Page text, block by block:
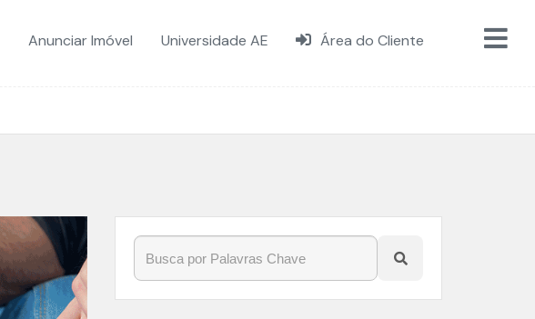
Anunciar Imóvel Universidade AE Área do Cliente